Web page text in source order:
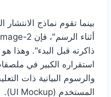
بينما تقوم نماذج الانتشار
ذاكرته قبل البدء". وهذا
استقراره الكبير في
والرسوم البيانية ذات
المستخدم (UI Mockup).